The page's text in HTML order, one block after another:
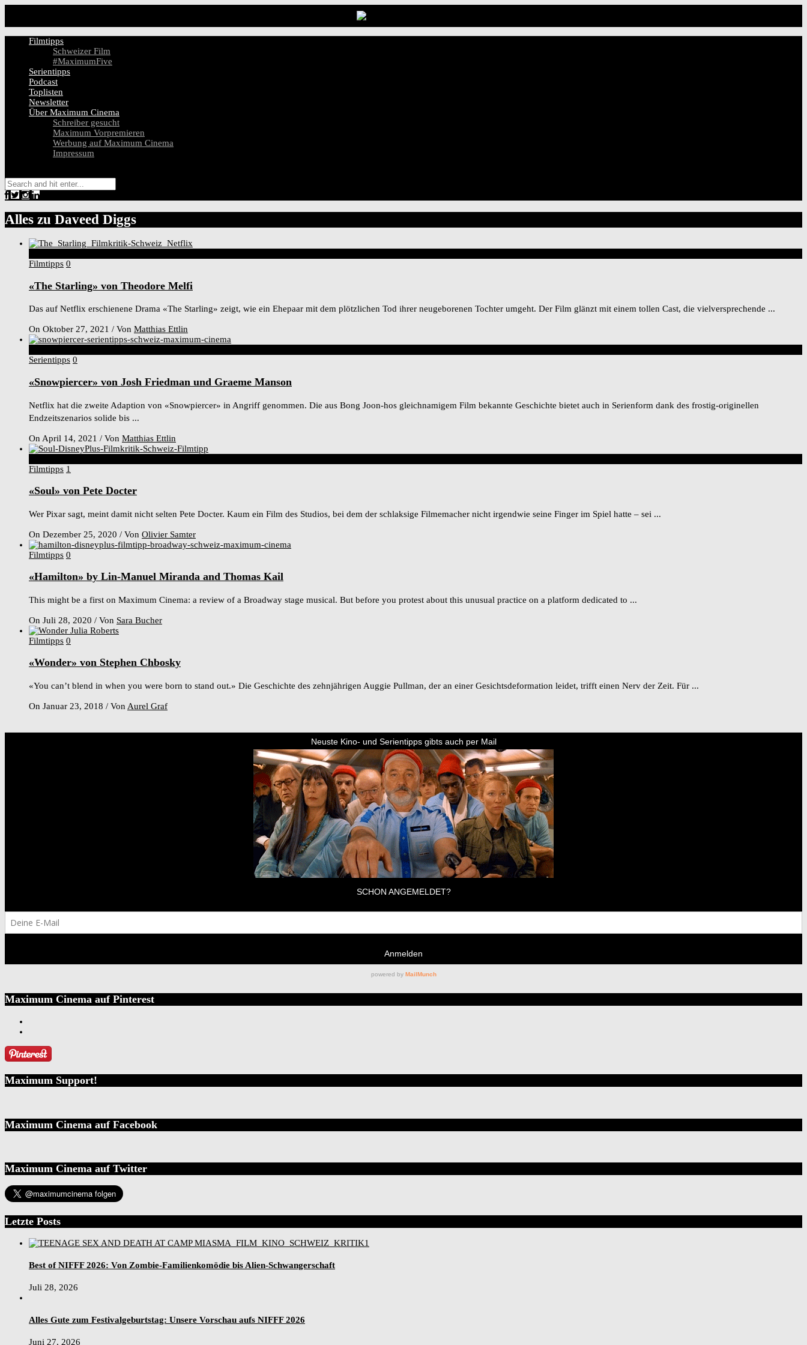
Filmtipps
Schweizer Film
#MaximumFive
Serientipps
Podcast
Toplisten
Newsletter
Über Maximum Cinema
Schreiber gesucht
Maximum Vorpremieren
Werbung auf Maximum Cinema
Impressum
Alles zu Daveed Diggs
Filmtipps 0
«The Starling» von Theodore Melfi
Das auf Netflix erschienene Drama «The Starling» zeigt, wie ein Ehepaar mit dem plötzlichen Tod ihrer neugeborenen Tochter umgeht. Der Film glänzt mit einem tollen Cast, die vielversprechende ...
On Oktober 27, 2021 / Von Matthias Ettlin
Serientipps 0
«Snowpiercer» von Josh Friedman und Graeme Manson
Netflix hat die zweite Adaption von «Snowpiercer» in Angriff genommen. Die aus Bong Joon-hos gleichnamigem Film bekannte Geschichte bietet auch in Serienform dank des frostig-originellen
Endzeitszenarios solide bis ...
On April 14, 2021 / Von Matthias Ettlin
Filmtipps 1
«Soul» von Pete Docter
Wer Pixar sagt, meint damit nicht selten Pete Docter. Kaum ein Film des Studios, bei dem der schlaksige Filmemacher nicht irgendwie seine Finger im Spiel hatte – sei ...
On Dezember 25, 2020 / Von Olivier Samter
Filmtipps 0
«Hamilton» by Lin-Manuel Miranda and Thomas Kail
This might be a first on Maximum Cinema: a review of a Broadway stage musical. But before you protest about this unusual practice on a platform dedicated to ...
On Juli 28, 2020 / Von Sara Bucher
Filmtipps 0
«Wonder» von Stephen Chbosky
«You can’t blend in when you were born to stand out.» Die Geschichte des zehnjährigen Auggie Pullman, der an einer Gesichtsdeformation leidet, trifft einen Nerv der Zeit. Für ...
On Januar 23, 2018 / Von Aurel Graf
Maximum Cinema auf Pinterest
Maximum Support!
Maximum Cinema auf Facebook
Maximum Cinema auf Twitter
Letzte Posts
Best of NIFFF 2026: Von Zombie-Familienkomödie bis Alien-Schwangerschaft
Juli 28, 2026
Alles Gute zum Festivalgeburtstag: Unsere Vorschau aufs NIFFF 2026
Juni 27, 2026